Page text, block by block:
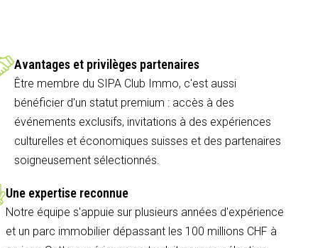
Avantages et privilèges partenaires
Être membre du SIPA Club Immo, c'est aussi
bénéficier d'un statut premium : accès à des
événements exclusifs, invitations à des expériences
culturelles et économiques suisses et des partenaires
soigneusement sélectionnés.
Une expertise reconnue
Notre équipe s'appuie sur plusieurs années d'expérience
et un parc immobilier dépassant les 100 millions CHF à